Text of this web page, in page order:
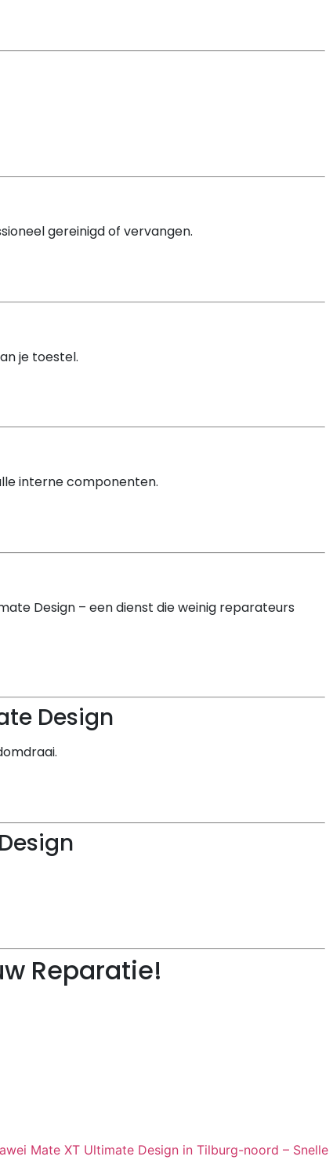
gereinigd of vervangen.
je toestel.
interne componenten.
Design – een dienst die weinig reparateurs
Design
Reparatie!
Mate XT Ultimate Design in Tilburg-noord – Snelle